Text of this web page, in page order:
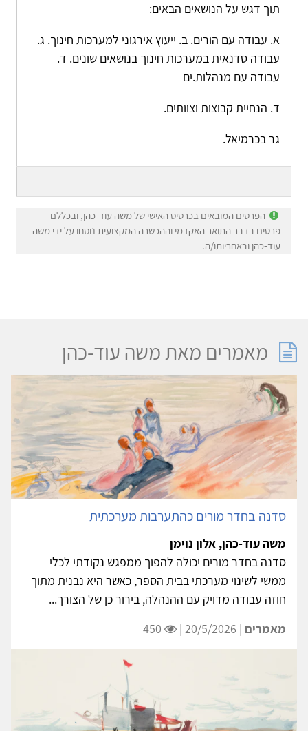
תוך דגש על הנושאים הבאים:
א. עבודה עם הורים. ב. ייעוץ אירגוני למערכות חינוך. ג.
עבודה סדנאית במערכות חינוך בנושאים שונים. ד.
עבודה עם מנהלות.ים
ד. הנחיית קבוצות וצוותים.
גר בכרמיאל.
הפרטים המובאים בכרטיס האישי של משה עוד-כהן, ובכללם
פרטים בדבר התואר האקדמי וההכשרה המקצועית נוסחו על ידי משה
עוד-כהן ובאחריותו/ה.
מאמרים מאת משה עוד-כהן
סדנה בחדר מורים כהתערבות מערכתית
משה עוד-כהן, אלון נוימן
סדנה בחדר מורים יכולה להפוך ממפגש נקודתי לכלי
ממשי לשינוי מערכתי בבית הספר, כאשר היא נבנית מתוך
חוזה עבודה מדויק עם ההנהלה, בירור כן של הצורך...
מאמרים | 20/5/2026 |